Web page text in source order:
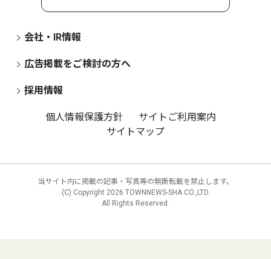
会社・IR情報
広告掲載をご検討の方へ
採用情報
個人情報保護方針
サイトご利用案内
サイトマップ
当サイト内に掲載の記事・写真等の無断転載を禁止します。
(C) Copyright 2026 TOWNNEWS-SHA CO.,LTD.
All Rights Reserved.